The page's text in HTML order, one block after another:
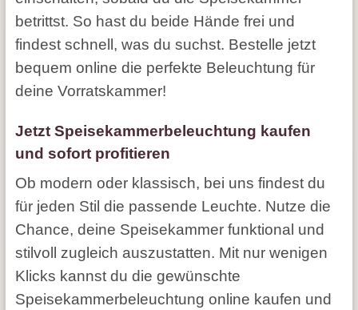
betrittst. So hast du beide Hände frei und
findest schnell, was du suchst. Bestelle jetzt
bequem online die perfekte Beleuchtung für
deine Vorratskammer!
Jetzt Speisekammerbeleuchtung kaufen
und sofort profitieren
Ob modern oder klassisch, bei uns findest du
für jeden Stil die passende Leuchte. Nutze die
Chance, deine Speisekammer funktional und
stilvoll zugleich auszustatten. Mit nur wenigen
Klicks kannst du die gewünschte
Speisekammerbeleuchtung online kaufen und